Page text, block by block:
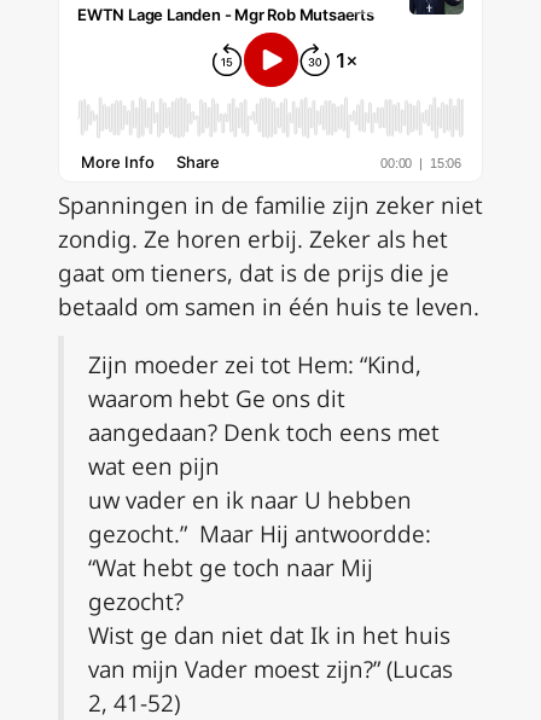
Spanningen in de familie zijn zeker niet
zondig. Ze horen erbij. Zeker als het
gaat om tieners, dat is de prijs die je
betaald om samen in één huis te leven.
Zijn moeder zei tot Hem: “Kind,
waarom hebt Ge ons dit
aangedaan? Denk toch eens met
wat een pijn
uw vader en ik naar U hebben
gezocht.” Maar Hij antwoordde:
“Wat hebt ge toch naar Mij
gezocht?
Wist ge dan niet dat Ik in het huis
van mijn Vader moest zijn?” (Lucas
2, 41-52)